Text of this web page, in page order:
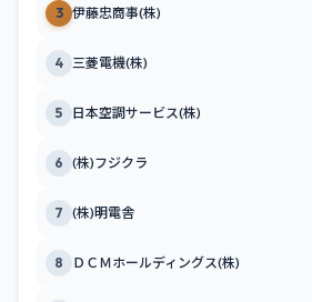
3 伊藤忠商事(株)
4 三菱電機(株)
5 日本空調サービス(株)
6 (株)フジクラ
7 (株)明電舎
8 ＤＣＭホールディングス(株)